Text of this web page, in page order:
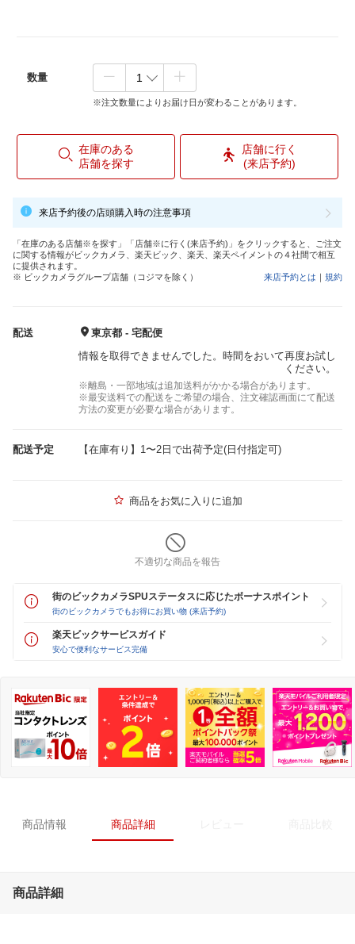
数量
※注文数量によりお届け日が変わることがあります。
在庫のある
店舗を探す
店舗に行く
(来店予約)
来店予約後の店頭購入時の注意事項
「在庫のある店舗※を探す」「店舗※に行く(来店予約)」をクリックすると、ご注文
に関する情報がビックカメラ、楽天ビック、楽天、楽天ペイメントの４社間で相互
に提供されます。
※ ビックカメラグループ店舗（コジマを除く）
来店予約とは ｜ 規約
配送
東京都 - 宅配便
情報を取得できませんでした。時間をおいて再度お試し
ください。
※離島・一部地域は追加送料がかかる場合があります。
※最安送料での配送をご希望の場合、注文確認画面にて配送
方法の変更が必要な場合があります。
配送予定 【在庫有り】1〜2日で出荷予定(日付指定可)
商品をお気に入りに追加
不適切な商品を報告
街のビックカメラSPUステータスに応じたボーナスポイント
街のビックカメラでもお得にお買い物 (来店予約)
楽天ビックサービスガイド
安心で便利なサービス完備
商品情報 商品詳細
商品詳細